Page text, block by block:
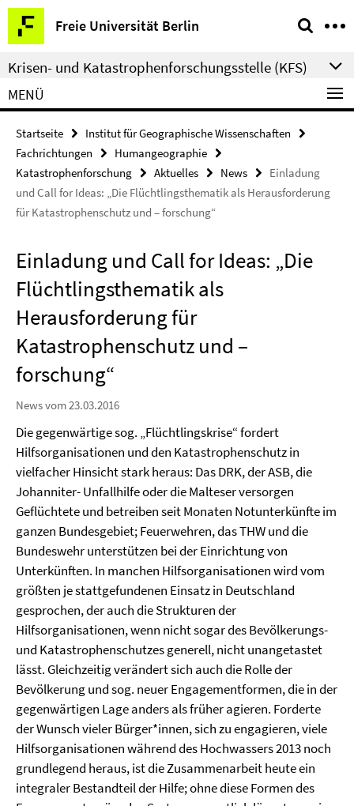
Springe
direkt
zu
Inhalt
Freie Universität Berlin
Service-
Navigation
Krisen- und Katastrophenforschungsstelle (KFS)
MENÜ
Startseite
Institut für Geographische Wissenschaften
Fachrichtungen
Humangeographie
Katastrophenforschung
Aktuelles News
Einladung
und Call for Ideas: „Die Flüchtlingsthematik als Herausforderung
für Katastrophenschutz und – forschung“
Einladung und Call for Ideas: „Die
Flüchtlingsthematik als
Herausforderung für
Katastrophenschutz und –
forschung“
News vom 23.03.2016
Die gegenwärtige sog. „Flüchtlingskrise“ fordert
Hilfsorganisationen und den Katastrophenschutz in
vielfacher Hinsicht stark heraus: Das DRK, der ASB, die
Johanniter- Unfallhilfe oder die Malteser versorgen
Geflüchtete und betreiben seit Monaten Notunterkünfte im
ganzen Bundesgebiet; Feuerwehren, das THW und die
Bundeswehr unterstützen bei der Einrichtung von
Unterkünften. In manchen Hilfsorganisationen wird vom
größten je stattgefundenen Einsatz in Deutschland
gesprochen, der auch die Strukturen der
Hilfsorganisationen, wenn nicht sogar des Bevölkerungs-
und Katastrophenschutzes generell, nicht unangetastet
lässt. Gleichzeitig verändert sich auch die Rolle der
Bevölkerung und sog. neuer Engagementformen, die in der
gegenwärtigen Lage anders als früher agieren. Forderte
der Wunsch vieler Bürger*innen, sich zu engagieren, viele
Hilfsorganisationen während des Hochwassers 2013 noch
grundlegend heraus, ist die Zusammenarbeit heute ein
integraler Bestandteil der Hilfe; ohne diese Formen des